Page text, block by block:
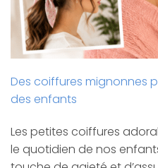
Des coiffures mignonnes
des enfants
Les petites coiffures
le quotidien de nos